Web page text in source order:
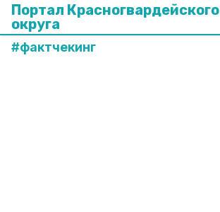
Портал Красногвардейского
округа
#фактчекинг